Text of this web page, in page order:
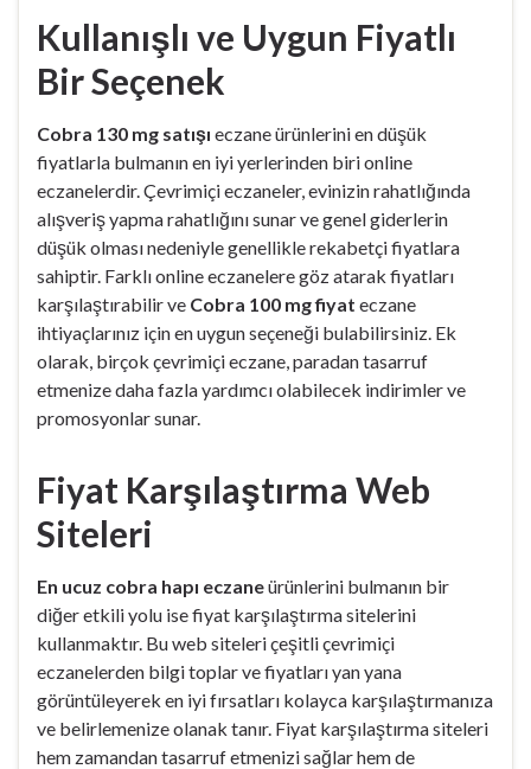
Kullanışlı ve Uygun Fiyatlı
Bir Seçenek
Cobra 130 mg satışı eczane ürünlerini en düşük
fiyatlarla bulmanın en iyi yerlerinden biri online
eczanelerdir. Çevrimiçi eczaneler, evinizin rahatlığında
alışveriş yapma rahatlığını sunar ve genel giderlerin
düşük olması nedeniyle genellikle rekabetçi fiyatlara
sahiptir. Farklı online eczanelere göz atarak fiyatları
karşılaştırabilir ve Cobra 100 mg fiyat eczane
ihtiyaçlarınız için en uygun seçeneği bulabilirsiniz. Ek
olarak, birçok çevrimiçi eczane, paradan tasarruf
etmenize daha fazla yardımcı olabilecek indirimler ve
promosyonlar sunar.
Fiyat Karşılaştırma Web
Siteleri
En ucuz cobra hapı eczaneürünlerini bulmanın bir
diğer etkili yolu ise fiyat karşılaştırma sitelerini
kullanmaktır. Bu web siteleri çeşitli çevrimiçi
eczanelerden bilgi toplar ve fiyatları yan yana
görüntüleyerek en iyi fırsatları kolayca karşılaştırmanıza
ve belirlemenize olanak tanır. Fiyat karşılaştırma siteleri
hem zamandan tasarruf etmenizi sağlar hem de